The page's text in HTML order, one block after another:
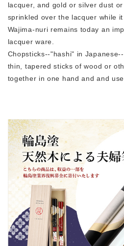
lacquer, and gold or silver dust
sprinkled over the lacquer while it
Wajima-nuri remains today an
lacquer ware.
Chopsticks--"hashi" in
thin, tapered sticks of wood or
together in one hand and and